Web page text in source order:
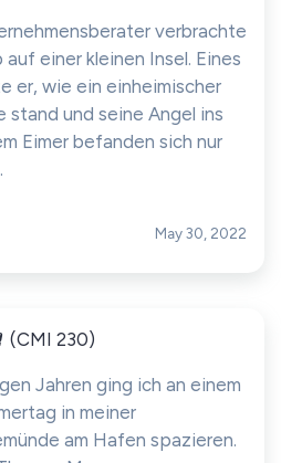
verbrachte
einer kleinen Insel. Eines
er, wie ein einheimischer
stand und seine Angel ins
Eimer befanden sich nur
May 30, 2022
(CMI 230)
Jahren ging ich an einem
in meiner
am Hafen spazieren.